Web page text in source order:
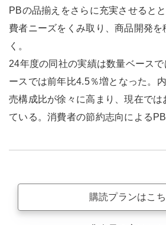
PBの品揃えをさらに充実させると
費者ニーズをくみ取り、商品開発を
く。
24年度の同社の実績は数量ベース
ースでは前年比4.5％増となった。
売構成比が徐々に高まり、現在では
ている。消費者の節約志向によるPB
購読プランはこ